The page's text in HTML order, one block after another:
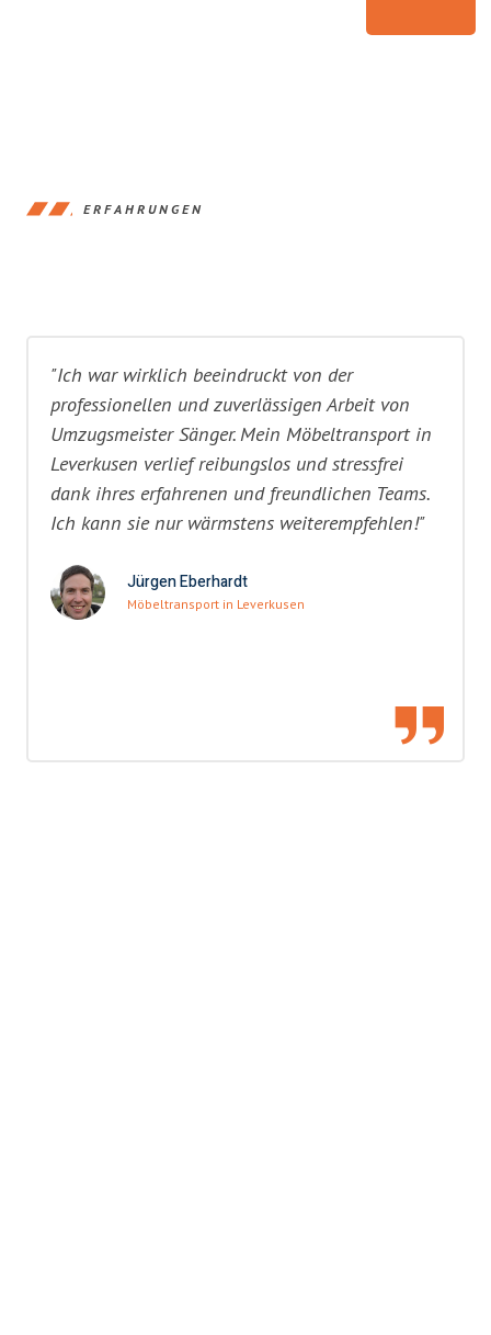
ERFAHRUNGEN
"Ich war wirklich beeindruckt von der
professionellen und zuverlässigen Arbeit von
Umzugsmeister Sänger. Mein Möbeltransport in
Leverkusen verlief reibungslos und stressfrei
dank ihres erfahrenen und freundlichen Teams.
Ich kann sie nur wärmstens weiterempfehlen!"
Jürgen Eberhardt
Möbeltransport in Leverkusen